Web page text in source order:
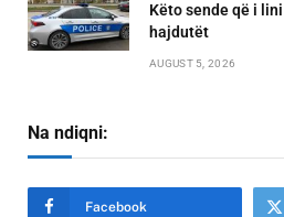
Këto sende që i
hajdutët
AUGUST 5, 2026
Na ndiqni:
Facebook